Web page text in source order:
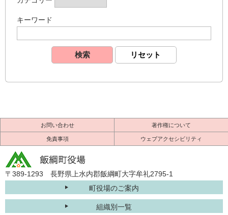
キーワード
お問い合わせ 著作権について
免責事項 ウェブアクセシビリティ
〒389-1293 長野県上水内郡飯綱町大字牟礼2795-1
町役場のご案内
組織別一覧